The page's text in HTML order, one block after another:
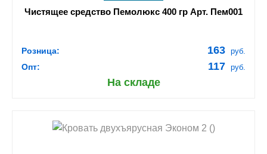
Чистящее средство Пемолюкс 400 гр Арт. Пем001
Розница: 163 руб.
Опт: 117 руб.
На складе
shopping_cart В КОРЗИНУ